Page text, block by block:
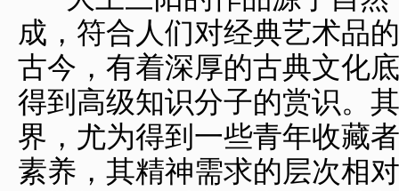
成，符合人们对经典艺术品
古今，有着深厚的古典文化
得到高级知识分子的赏识。
界，尤为得到一些青年收藏
素养，其精神需求的层次相